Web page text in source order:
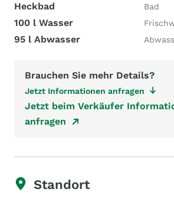
Heckbad Bad
100 l Wasser
95 l Abwasser
Brauchen Sie mehr Details?
Jetzt Informationen anfragen
Jetzt beim Verkäufer
anfragen
Standort